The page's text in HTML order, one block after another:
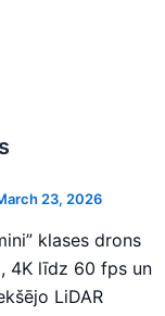
23, 2026
klases drons
4K līdz 60 fps un
LiDAR